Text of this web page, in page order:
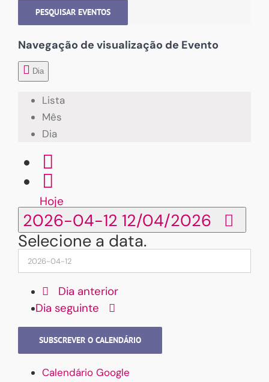
PESQUISAR EVENTOS
Navegação de visualização de Evento
Dia
Lista
Mês
Dia
Hoje
2026-04-12 12/04/2026
Selecione a data.
Dia anterior
Dia seguinte
SUBSCREVER O CALENDÁRIO
Calendário Google